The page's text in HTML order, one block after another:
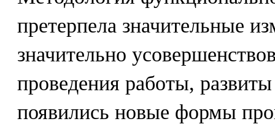
претерпела значительные
значительно
проведения работы,
появились новые формы